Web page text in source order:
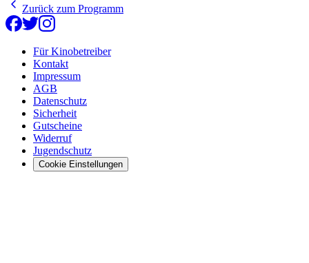
Zurück zum Programm
Für Kinobetreiber
Kontakt
Impressum
AGB
Datenschutz
Sicherheit
Gutscheine
Widerruf
Jugendschutz
Cookie Einstellungen